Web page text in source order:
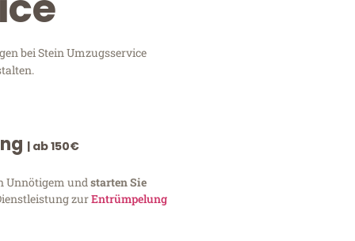
bei Stein Umzugsservice
| ab 150€
Unnötigem und starten Sie
zurEntrümpelung